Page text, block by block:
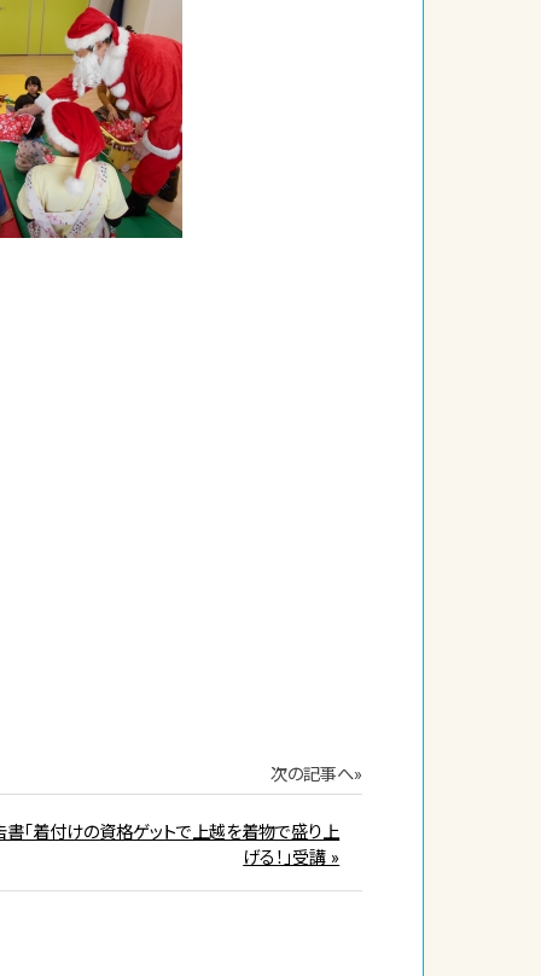
次の記事へ»
「着付けの資格ゲットで上越を着物で盛り上
げる！」受講 »